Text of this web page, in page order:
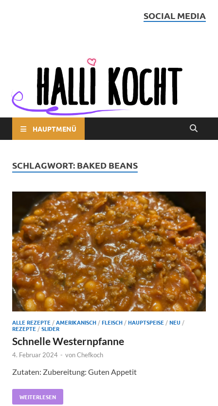
SOCIAL MEDIA
HAUPTMENÜ
SCHLAGWORT: BAKED BEANS
ALLE REZEPTE /AMERIKANISCH /FLEISCH /HAUPTSPEISE /NEU /
REZEPTE /SLIDER
Schnelle Westernpfanne
4. Februar 2024 - vonChefkoch
Zutaten: Zubereitung: Guten Appetit
WEITERLESEN